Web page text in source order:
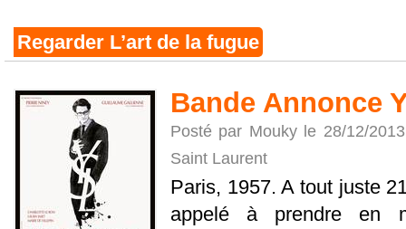
Regarder L’art de la fugue
Bande Annonce
Posté par Mouky le 28/12/
Saint Laurent
Paris, 1957. A tout juste
appelé à prendre en